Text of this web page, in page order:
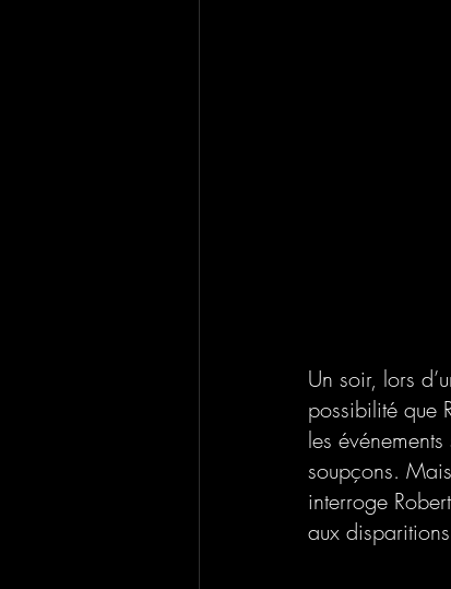
Un soir, lors
possibilité que
les
soupçons.
interroge
aux